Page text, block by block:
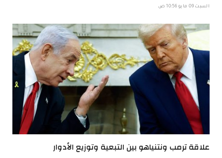
السبت 09 مايو 10:56 ص
علاقة ترمب ونتنياهو بين التبعية وتوزيع الأدوار